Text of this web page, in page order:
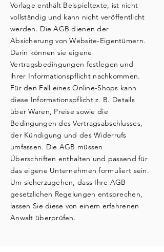
Vorlage enthält Beispieltexte, ist nicht
vollständig und kann nicht veröffentlicht
werden. Die AGB dienen der
Absicherung von Website-Eigentümern.
Darin können sie eigene
Vertragsbedingungen festlegen und
ihrer Informationspflicht nachkommen.
Für den Fall eines Online-Shops kann
diese Informationspflicht z. B. Details
über Waren, Preise sowie die
Bedingungen des Vertragsabschlusses,
der Kündigung und des Widerrufs
umfassen. Die AGB müssen
Überschriften enthalten und passend für
das eigene Unternehmen formuliert sein.
Um sicherzugehen, dass Ihre AGB
gesetzlichen Regelungen entsprechen,
lassen Sie diese von einem erfahrenen
Anwalt überprüfen.